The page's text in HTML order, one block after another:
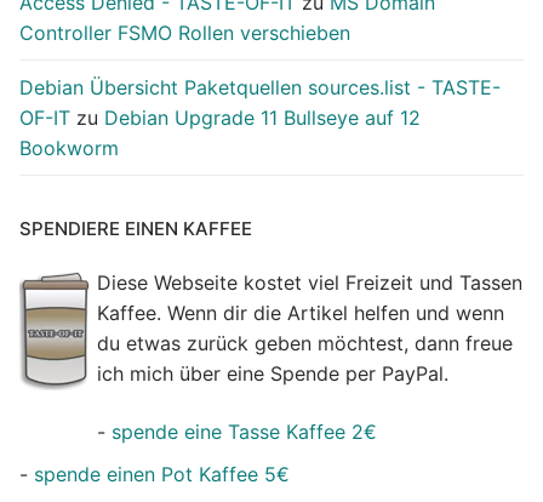
Controller FSMO Rollen verschieben
Debian Übersicht Paketquellen sources.list - TASTE-
OF-IT zu Debian Upgrade 11 Bullseye auf 12
Bookworm
SPENDIERE EINEN KAFFEE
Diese Webseite kostet viel Freizeit und Tassen
Kaffee. Wenn dir die Artikel helfen und wenn
du etwas zurück geben möchtest, dann freue
ich mich über eine Spende per PayPal.
- spende eine Tasse Kaffee 2€
- spende einen Pot Kaffee 5€